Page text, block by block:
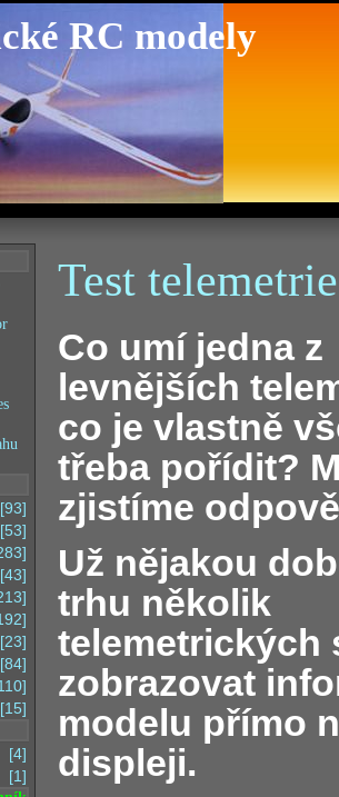
RC modely
[93]
[53]
[43]
[23]
[84]
[15]
[4]
[1]
Test
Co umí jedna z
levnějších
co je vlastně
třeba pořídit?
zjistíme
Už nějakou
trhu několik
telemetrických
zobrazovat
modelu přímo
displeji.